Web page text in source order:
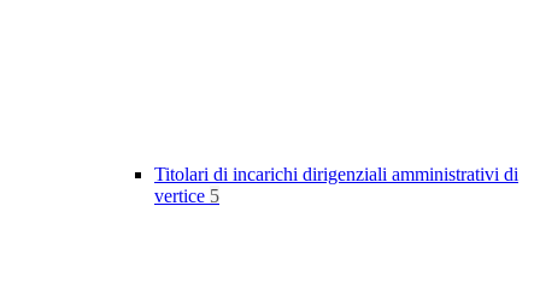
Titolari di incarichi dirigenziali amministrativi di
vertice 5